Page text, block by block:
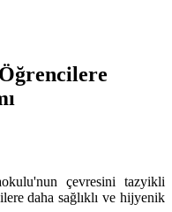
çevresini tazyikli
daha sağlıklı ve hijyenik